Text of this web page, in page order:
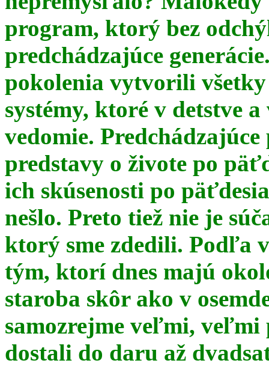
program, ktorý bez
predchádzajúce
pokolenia vytvorili
systémy, ktoré v detstve
vedomie.
predstavy o živote po
ich skúsenosti po
nešlo. Preto tiež nie je
ktorý sme zdedili. Podľa
tým, ktorí dnes majú
staroba skôr ako v
samozrejme veľmi, veľmi
dostali do daru až